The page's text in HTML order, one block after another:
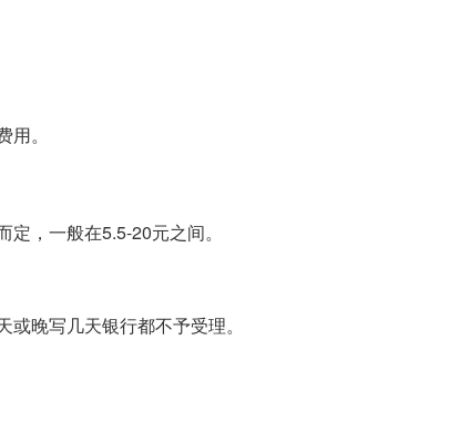
。
，一般在5.5-20元之间。
晚写几天银行都不予受理。